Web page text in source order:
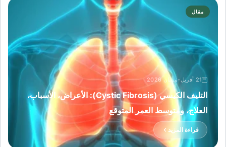
مقال
21 أفريل-نيسان 2026
التليف الكيسي (Cystic Fibrosis): الأعراض، الأسباب،
العلاج، ومتوسط العمر المتوقع
قراءة المزيد